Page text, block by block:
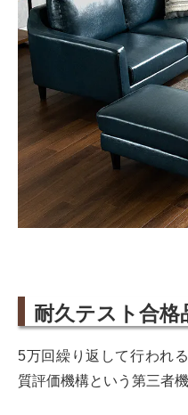
耐久テスト合格
5万回繰り返して行われ
質評価機構という第三者